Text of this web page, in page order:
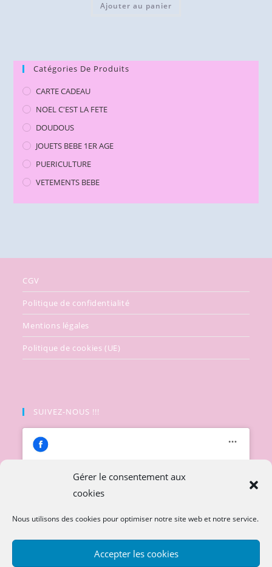
Gérer le consentement aux
cookies
Nous utilisons des cookies pour optimiser notre site web et notre service.
Accepter les cookies
Ajouter au panier
Catégories De Produits
CARTE CADEAU
NOEL C'EST LA FETE
DOUDOUS
JOUETS BEBE 1ER AGE
PUERICULTURE
VETEMENTS BEBE
CGV
Politique de confidentialité
Mentions légales
Politique de cookies (UE)
SUIVEZ-NOUS !!!
marketing et activer ce contenu